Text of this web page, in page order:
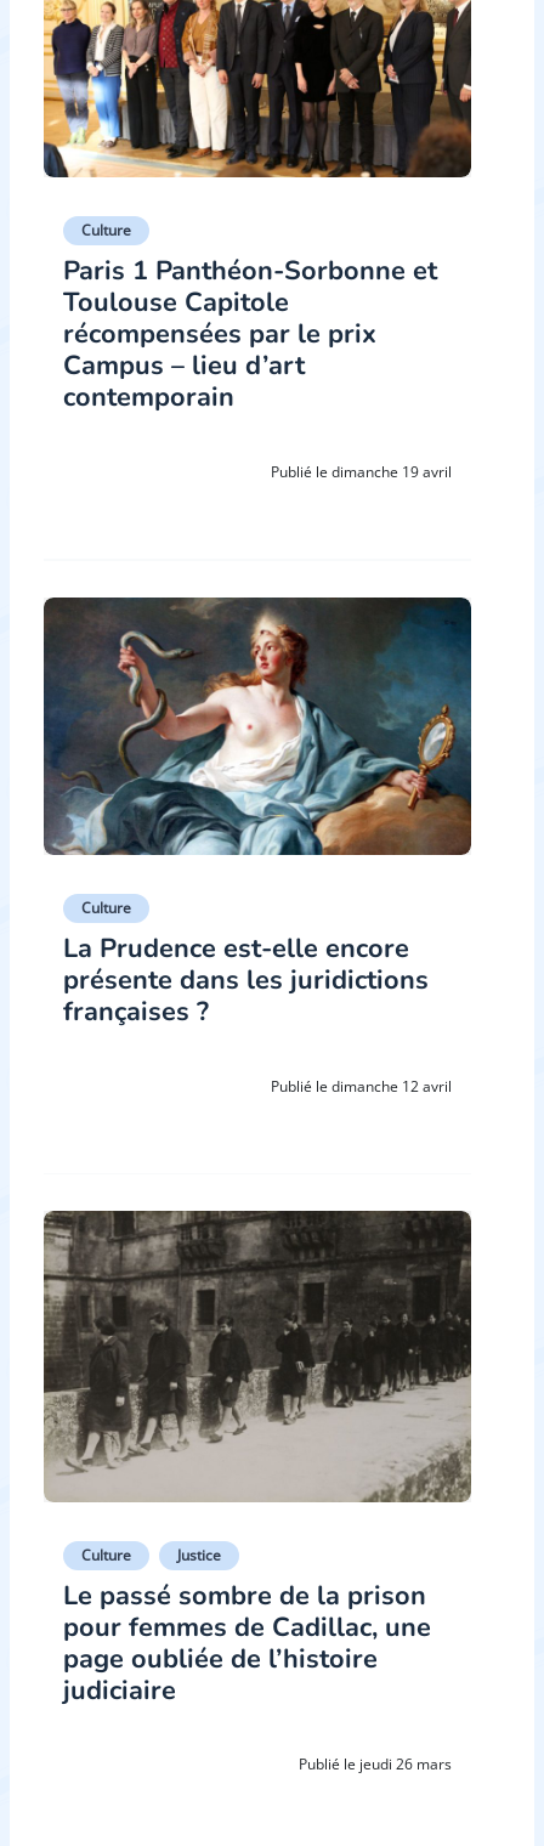
Culture
Paris 1 Panthéon-Sorbonne et
Toulouse Capitole
récompensées par le prix
Campus – lieu d’art
contemporain
Publié le dimanche 19 avril
Culture
La Prudence est-elle encore
présente dans les juridictions
françaises ?
Publié le dimanche 12 avril
Culture Justice
Le passé sombre de la prison
pour femmes de Cadillac, une
page oubliée de l’histoire
judiciaire
Publié le jeudi 26 mars